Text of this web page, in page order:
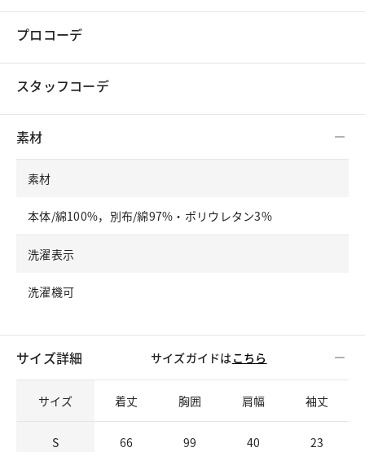
プロコーデ
スタッフコーデ
素材
素材
本体/綿100%，別布/綿97%・ポリウレタン3%
洗濯表示
洗濯機可
サイズ詳細 サイズガイドは こちら
サイズ 着丈 胸囲 肩幅 袖丈
S 66 99 40 23